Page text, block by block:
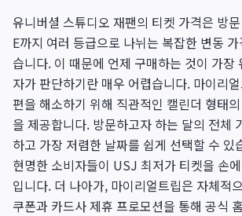
유니버셜 스튜디오 재팬의 티켓 가격은 방
E까지 여러 등급으로 나뉘는 복잡한 변동
습니다. 이 때문에 언제 구매하는 것이 가장
자가 판단하기란 매우 어렵습니다. 마이리
편을 해소하기 위해 직관적인 캘린더 형태
을 제공합니다. 방문하고자 하는 달의 전체
하고 가장 저렴한 날짜를 쉽게 선택할 수 있
현명한 소비자들이 USJ 최저가 티켓을 손
입니다. 더 나아가, 마이리얼트립은 자체적
쿠폰과 카드사 제휴 프로모션을 통해 공식